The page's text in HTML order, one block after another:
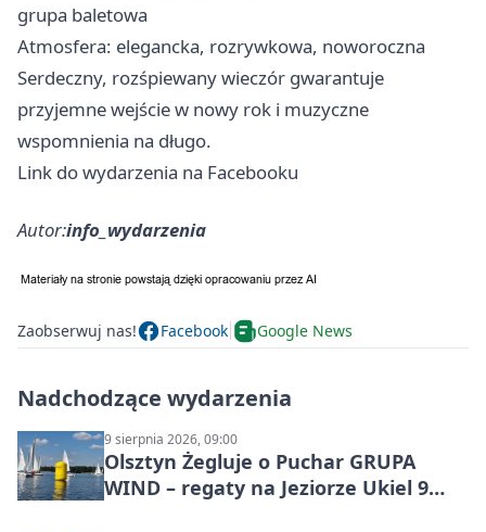
grupa baletowa
Atmosfera: elegancka, rozrywkowa, noworoczna
Serdeczny, rozśpiewany wieczór gwarantuje
przyjemne wejście w nowy rok i muzyczne
wspomnienia na długo.
Link do wydarzenia na Facebooku
Autor:info_wydarzenia
Zaobserwuj nas! Facebook Google News
Nadchodzące wydarzenia
9 sierpnia 2026, 09:00
Olsztyn Żegluje o Puchar GRUPA
WIND – regaty na Jeziorze Ukiel 9